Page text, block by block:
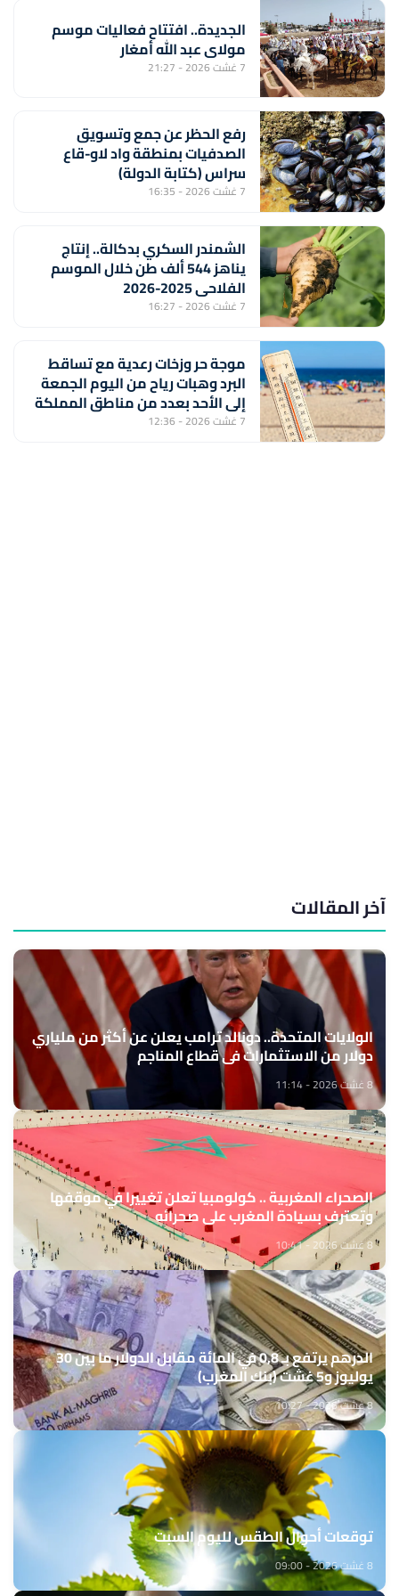
الجديدة.. افتتاح فعاليات موسم
مولاي عبد الله أمغار
7 غشت 2026 - 21:27
رفع الحظر عن جمع وتسويق
الصدفيات بمنطقة واد لاو-قاع
سراس (كتابة الدولة)
7 غشت 2026 - 16:35
الشمندر السكري بدكالة.. إنتاج
يناهز 544 ألف طن خلال الموسم
الفلاحي 2025-2026
7 غشت 2026 - 16:27
موجة حر وزخات رعدية مع تساقط
البرد وهبات رياح من اليوم الجمعة
إلى الأحد بعدد من مناطق المملكة
(نشرة إنذارية)
7 غشت 2026 - 12:36
آخر المقالات
الولايات المتحدة.. دونالد ترامب يعلن عن أكثر من ملياري
دولار من الاستثمارات في قطاع المناجم
8 غشت 2026 - 11:14
الصحراء المغربية .. كولومبيا تعلن تغييرا في موقفها
وتعترف بسيادة المغرب على صحرائه
8 غشت 2026 - 10:41
الدرهم يرتفع بـ 0,8 في المائة مقابل الدولار ما بين 30
يوليوز و5 غشت (بنك المغرب)
8 غشت 2026 - 10:27
توقعات أحوال الطقس لليوم السبت
8 غشت 2026 - 09:00